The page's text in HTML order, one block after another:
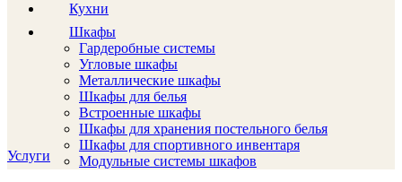
Кухни
Шкафы
Гардеробные системы
Угловые шкафы
Металлические шкафы
Шкафы для белья
Встроенные шкафы
Шкафы для хранения постельного белья
Шкафы для спортивного инвентаря
Модульные системы шкафов
Услуги